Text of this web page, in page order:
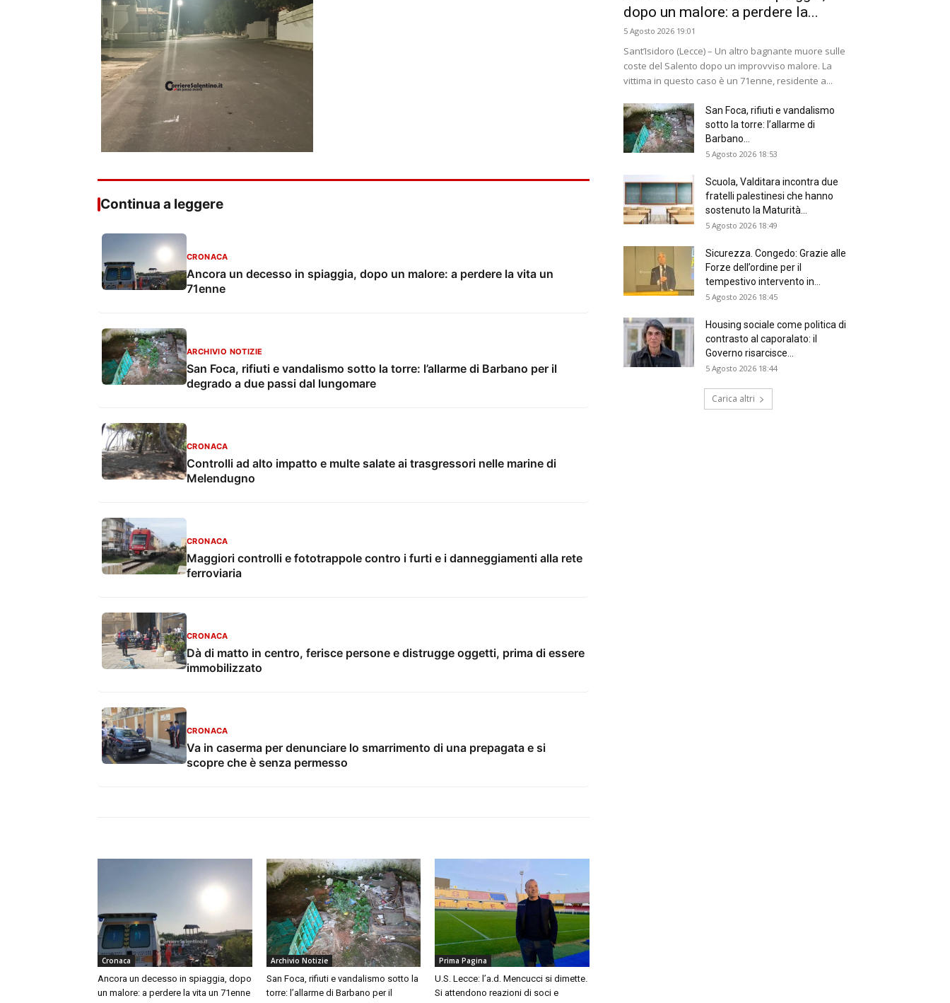
Continua a leggere
CRONACA
Ancora un decesso in spiaggia, dopo un malore: a perdere la vita un
71enne
ARCHIVIO NOTIZIE
San Foca, rifiuti e vandalismo sotto la torre: l’allarme di Barbano per il
degrado a due passi dal lungomare
CRONACA
Controlli ad alto impatto e multe salate ai trasgressori nelle marine di
Melendugno
CRONACA
Maggiori controlli e fototrappole contro i furti e i danneggiamenti alla rete
ferroviaria
CRONACA
Dà di matto in centro, ferisce persone e distrugge oggetti, prima di essere
immobilizzato
CRONACA
Va in caserma per denunciare lo smarrimento di una prepagata e si
scopre che è senza permesso
Cronaca
Ancora un decesso in spiaggia, dopo
un malore: a perdere la vita un 71enne
Archivio Notizie
San Foca, rifiuti e vandalismo sotto la
torre: l’allarme di Barbano per il
Prima Pagina
U.S. Lecce: l’a.d. Mencucci si dimette.
Si attendono reazioni di soci e
dopo un malore: a perdere la...
5 Agosto 2026 19:01
Sant’Isidoro (Lecce) – Un altro bagnante muore sulle
coste del Salento dopo un improvviso malore. La
vittima in questo caso è un 71enne, residente a...
San Foca, rifiuti e vandalismo
sotto la torre: l’allarme di
Barbano...
5 Agosto 2026 18:53
Scuola, Valditara incontra due
fratelli palestinesi che hanno
sostenuto la Maturità...
5 Agosto 2026 18:49
Sicurezza. Congedo: Grazie alle
Forze dell’ordine per il
tempestivo intervento in...
5 Agosto 2026 18:45
Housing sociale come politica di
contrasto al caporalato: il
Governo risarcisce...
5 Agosto 2026 18:44
Carica altri